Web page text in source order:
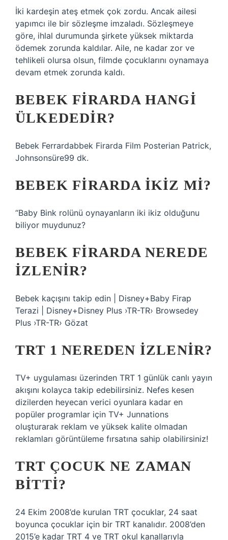
İki kardeşin ateş etmek çok zordu. Ancak ailesi
yapımcı ile bir sözleşme imzaladı. Sözleşmeye
göre, ihlal durumunda şirkete yüksek miktarda
ödemek zorunda kaldılar. Aile, ne kadar zor ve
tehlikeli olursa olsun, filmde çocuklarını oynamaya
devam etmek zorunda kaldı.
BEBEK FIRARDA HANGI
ÜLKEDEDIR?
Bebek Ferrardabbek Firarda Film Posterian Patrick,
Johnsonsüre99 dk.
BEBEK FIRARDA IKIZ MI?
“Baby Bink rolünü oynayanların iki ikiz olduğunu
biliyor muydunuz?
BEBEK FIRARDA NEREDE
IZLENIR?
Bebek kaçışını takip edin | Disney+Baby Firap
Terazi | Disney+Disney Plus ›TR-TR› Browsedey
Plus ›TR-TR› Gözat
TRT 1 NEREDEN IZLENIR?
TV+ uygulaması üzerinden TRT 1 günlük canlı yayın
akışını kolayca takip edebilirsiniz. Nefes kesen
dizilerden heyecan verici oyunlara kadar en
popüler programlar için TV+ Junnations
oluşturarak reklam ve yüksek kalite olmadan
reklamları görüntüleme fırsatına sahip olabilirsiniz!
TRT ÇOCUK NE ZAMAN
BITTI?
24 Ekim 2008’de kurulan TRT çocuklar, 24 saat
boyunca çocuklar için bir TRT kanalıdır. 2008’den
2015’e kadar TRT 4 ve TRT okul kanallarıyla